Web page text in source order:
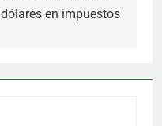
dólares en impuestos